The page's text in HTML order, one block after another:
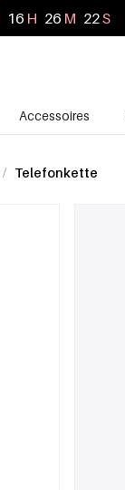
16 H 26 M 20S
Accessoires
/ Telefonkette